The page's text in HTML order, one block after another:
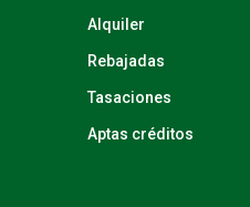
Alquiler
Rebajadas
Tasaciones
Aptas créditos